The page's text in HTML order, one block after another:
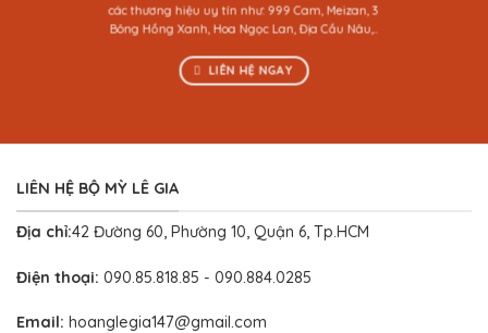
các thương hiệu uy tín như: 999 Cam, Meizan, 3
Bông Hồng Xanh, Hoa Ngọc Lan, Địa Cầu Nâu,..
LIÊN HỆ NGAY
LIÊN HỆ BỘ MỲ LÊ GIA
Địa chỉ:42 Đường 60, Phường 10, Quận 6, Tp.HCM
Điện thoại: 090.85.818.85 - 090.884.0285
Email: hoanglegia147@gmail.com